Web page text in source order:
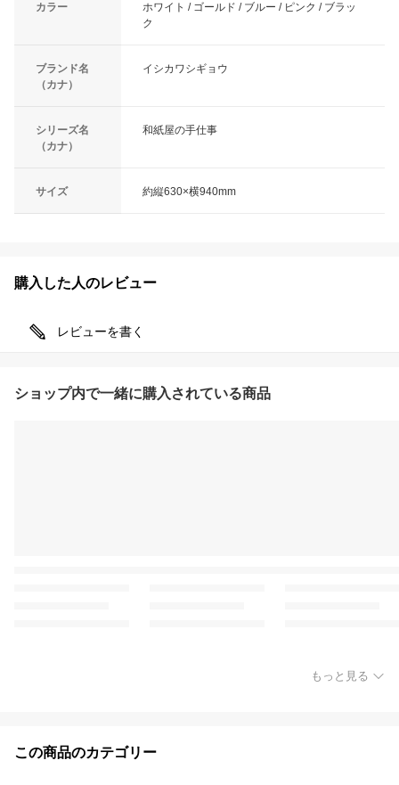
カラー
ホワイト / ゴールド / ブルー / ピンク / ブラッ
ク
ブランド名
（カナ）
イシカワシギョウ
シリーズ名
（カナ）
和紙屋の手仕事
サイズ 約縦630×横940mm
購入した人のレビュー
レビューを書く
ショップ内で一緒に購入されている商品
もっと見る
この商品のカテゴリー